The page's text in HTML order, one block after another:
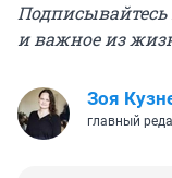
Подписывайтесь
и важное из
Зоя
главный